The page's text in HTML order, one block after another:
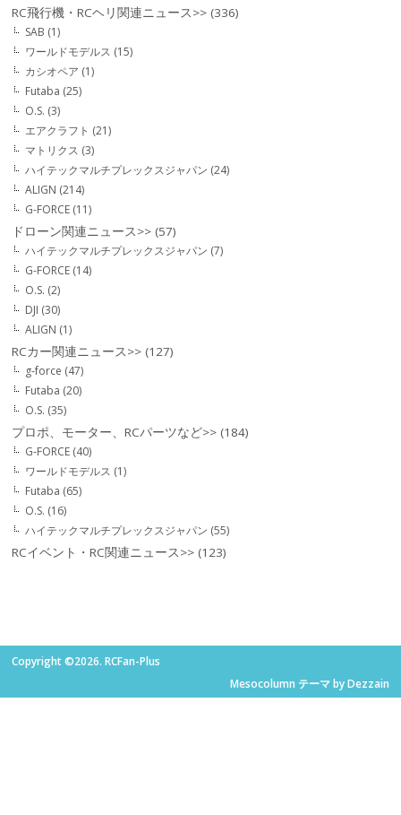
RC飛行機・RCヘリ関連ニュース>> (336)
SAB (1)
ワールドモデルス (15)
カシオペア (1)
Futaba (25)
O.S. (3)
エアクラフト (21)
マトリクス (3)
ハイテックマルチプレックスジャパン (24)
ALIGN (214)
G-FORCE (11)
ドローン関連ニュース>> (57)
ハイテックマルチプレックスジャパン (7)
G-FORCE (14)
O.S. (2)
DJI (30)
ALIGN (1)
RCカー関連ニュース>> (127)
g-force (47)
Futaba (20)
O.S. (35)
プロポ、モーター、RCパーツなど>> (184)
G-FORCE (40)
ワールドモデルス (1)
Futaba (65)
O.S. (16)
ハイテックマルチプレックスジャパン (55)
RCイベント・RC関連ニュース>> (123)
Copyright ©2026. RCFan-Plus
Mesocolumn テーマ by Dezzain